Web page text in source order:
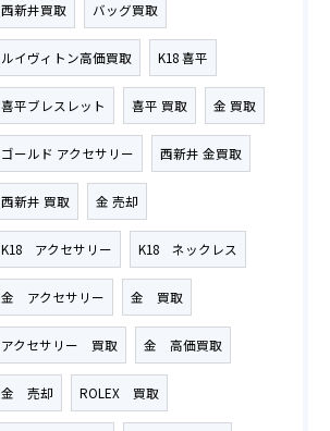
西新井買取 バッグ買取
ルイヴィトン高価買取 K18 喜平
喜平ブレスレット 喜平 買取 金 買取
ゴールド アクセサリー 西新井 金買取
西新井 買取 金 売却
K18 アクセサリー K18 ネックレス
金 アクセサリー 金 買取
アクセサリー 買取 金 高価買取
金 売却 ROLEX 買取